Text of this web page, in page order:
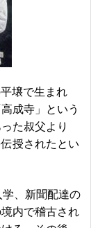
壌で生まれ
成寺」という
た叔父より
授されたとい
、新聞配達の
内で稽古され